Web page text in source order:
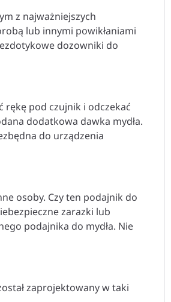
z najważniejszych
lub innymi powikłaniami
dozowniki do
rękę pod czujnik i odczekać
dodatkowa dawka mydła.
do urządzenia
osoby. Czy ten podajnik do
zarazki lub
podajnika do mydła. Nie
zaprojektowany w taki